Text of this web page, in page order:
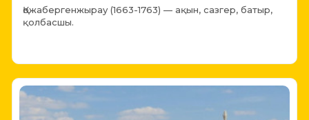
Қожабергенжырау (1663-1763) — ақын, сазгер, батыр,
қолбасшы.